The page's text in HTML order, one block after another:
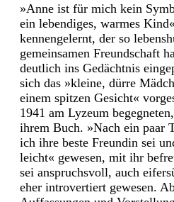
»Anne ist für mich kein
ein lebendiges, warmes
kennengelernt, der so
gemeinsamen Freundschaft
deutlich ins Gedächtnis
sich das »kleine, dürre
einem spitzen Gesicht«
1941 am Lyzeum
ihrem Buch. »Nach ein paar
ich ihre beste Freundin sei
leicht« gewesen, mit ihr
sei anspruchsvoll, auch
eher introvertiert gewesen.